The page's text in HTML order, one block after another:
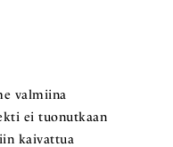
valmiina
ei tuonutkaan
kaivattua